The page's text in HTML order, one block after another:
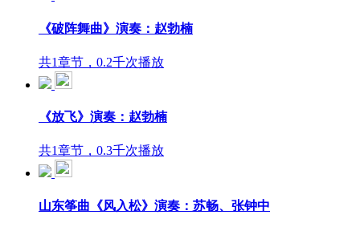
《破阵舞曲》演奏：赵勃楠
共1章节，0.2千次播放
《放飞》演奏：赵勃楠
共1章节，0.3千次播放
山东筝曲《风入松》演奏：苏畅、张钟中